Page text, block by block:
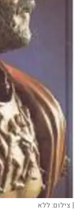
| צילום:ללא